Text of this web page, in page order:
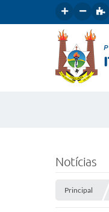
Notícias
Principal